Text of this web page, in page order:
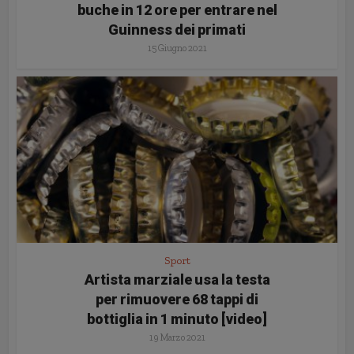
buche in 12 ore per entrare nel
Guinness dei primati
15 Giugno 2021
Sport
Artista marziale usa la testa
per rimuovere 68 tappi di
bottiglia in 1 minuto [video]
19 Marzo 2021